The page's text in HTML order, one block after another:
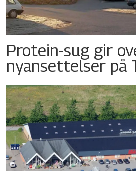
Protein-sug gir
nyansettelser på